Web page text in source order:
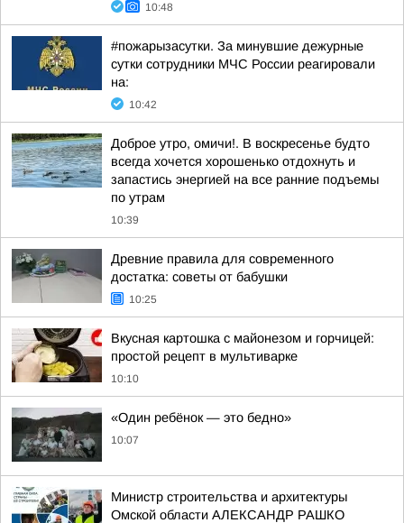
10:48
#пожарызасутки. За минувшие дежурные
сутки сотрудники МЧС России реагировали
на:
10:42
Доброе утро, омичи!. В воскресенье будто
всегда хочется хорошенько отдохнуть и
запастись энергией на все ранние подъемы
по утрам
10:39
Древние правила для современного
достатка: советы от бабушки
10:25
Вкусная картошка с майонезом и горчицей:
простой рецепт в мультиварке
10:10
«Один ребёнок — это бедно»
10:07
Министр строительства и архитектуры
Омской области АЛЕКСАНДР РАШКО